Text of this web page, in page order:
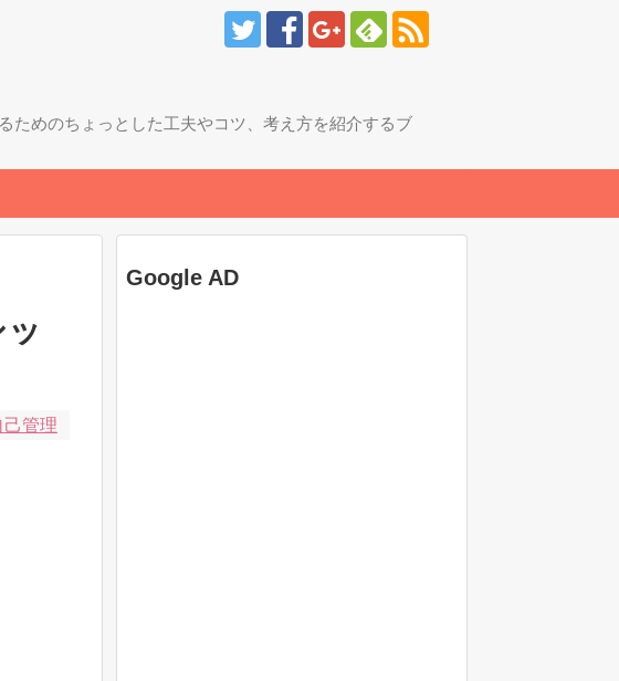
ためのちょっとした工夫やコツ、考え方を紹介するブ
己管理
Google AD